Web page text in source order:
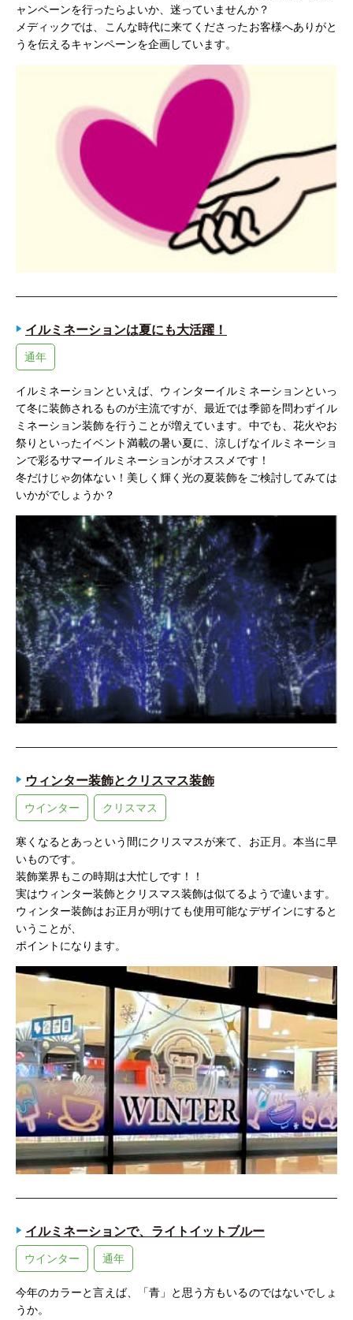
ャンペーンを行ったらよいか、迷っていませんか？
メディックでは、こんな時代に来てくださったお客様へありがと
うを伝えるキャンペーンを企画しています。
イルミネーションは夏にも大活躍！
通年
イルミネーションといえば、ウィンターイルミネーションといっ
て冬に装飾されるものが主流ですが、最近では季節を問わずイル
ミネーション装飾を行うことが増えています。中でも、花火やお
祭りといったイベント満載の暑い夏に、涼しげなイルミネーショ
ンで彩るサマーイルミネーションがオススメです！
冬だけじゃ勿体ない！美しく輝く光の夏装飾をご検討してみては
いかがでしょうか？
ウィンター装飾とクリスマス装飾
ウインター クリスマス
寒くなるとあっという間にクリスマスが来て、お正月。本当に早
いものです。
装飾業界もこの時期は大忙しです！！
実はウィンター装飾とクリスマス装飾は似てるようで違います。
ウィンター装飾はお正月が明けても使用可能なデザインにすると
いうことが、
ポイントになります。
イルミネーションで、ライトイットブルー
ウインター 通年
今年のカラーと言えば、「青」と思う方もいるのではないでしょ
うか。